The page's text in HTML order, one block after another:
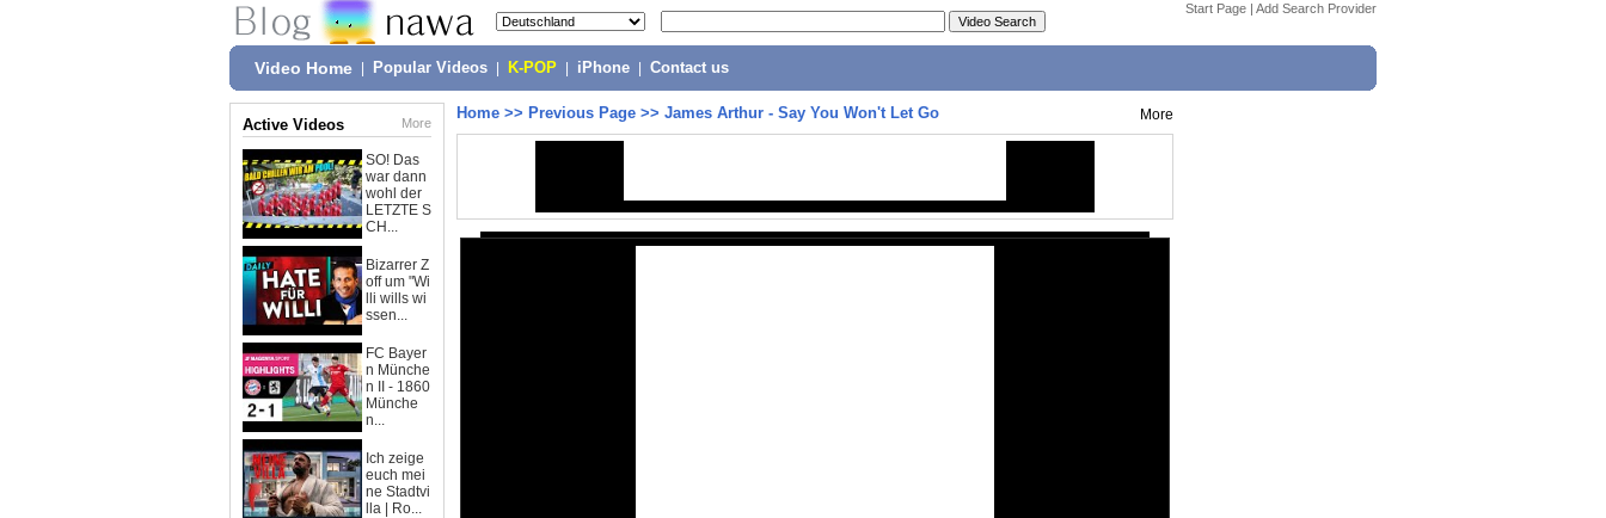
Start Page | Add Search Provider
Video Home Popular Videos K-POP iPhone Contact us
Active Videos More
SO! Das
war dann
wohl der
LETZTE S
CH...
Bizarrer Z
off um "Wi
lli wills wi
ssen...
FC Bayer
n Münche
n II - 1860
Münche
n...
Ich zeige
euch mei
ne Stadtvi
lla | Ro...
Home >> Previous Page >> James Arthur - Say You Won't Let Go More